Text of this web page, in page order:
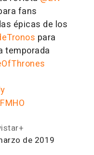
fans
épicas de los
para
temporada
de 2019